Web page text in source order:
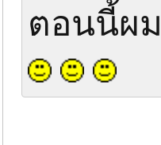
ตอนนี้ผ